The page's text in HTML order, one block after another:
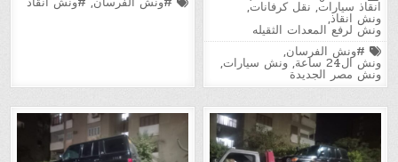
السيارات لإنقاذ
في
مصر
الجديدة
24
بسرعة
in
انقاذ سيارات, نقل كرفانات,
ونش انقاذ,
ونش لرفع المعدات الثقيله
Tagged
#ونش الفرسان,
ونش ال24 ساعة ,ونش سيارات,
ونش مصر الجديدة